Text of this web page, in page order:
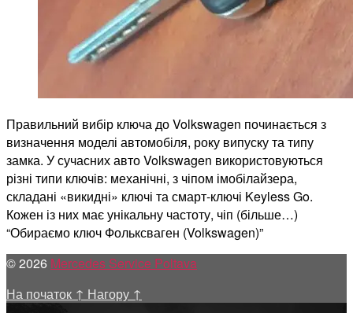
Правильний вибір ключа до Volkswagen починається з
визначення моделі автомобіля, року випуску та типу
замка. У сучасних авто Volkswagen використовуються
різні типи ключів: механічні, з чіпом імобілайзера,
складані «викидні» ключі та смарт-ключі Keyless Go.
Кожен із них має унікальну частоту, чіп (більше…)
“Обираємо ключ Фольксваген (Volkswagen)”
© 2026 Mercedes Service Poltava
На початок ↑ Нагору ↑